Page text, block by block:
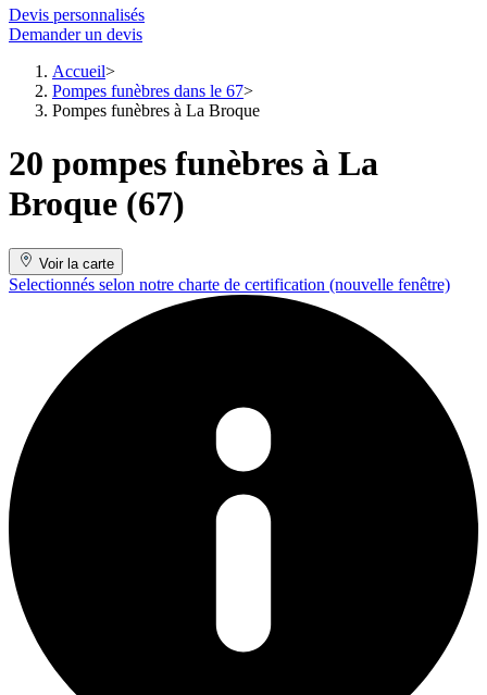
Devis personnalisés
Demander un devis
Accueil
Pompes funèbres dans le 67
Pompes funèbres à La Broque
20 pompes funèbres à La
Broque (67)
Voir la carte
Selectionnés selon notre charte de certification (nouvelle fenêtre)